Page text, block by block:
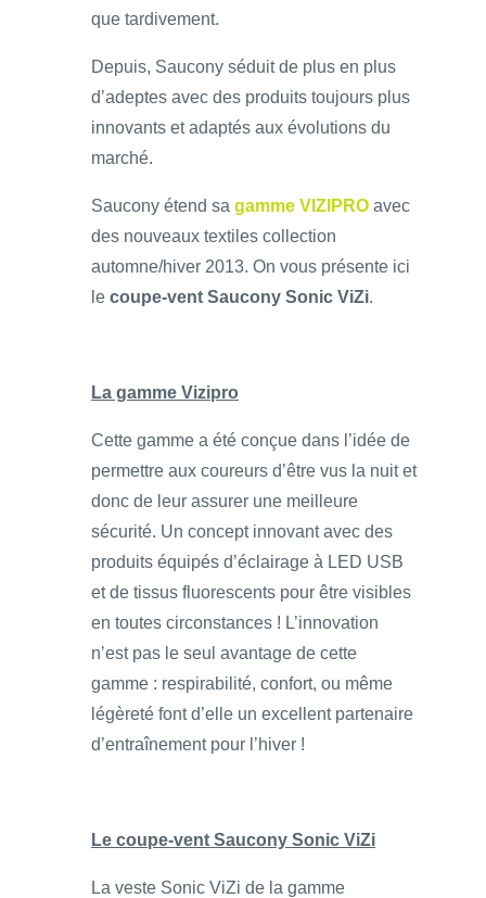
que tardivement.
Depuis, Saucony séduit de plus en plus
d’adeptes avec des produits toujours plus
innovants et adaptés aux évolutions du
marché.
Saucony étend sa gamme VIZIPRO avec
des nouveaux textiles collection
automne/hiver 2013. On vous présente ici
le coupe-vent Saucony Sonic ViZi.
La gamme Vizipro
Cette gamme a été conçue dans l’idée de
permettre aux coureurs d’être vus la nuit et
donc de leur assurer une meilleure
sécurité. Un concept innovant avec des
produits équipés d’éclairage à LED USB
et de tissus fluorescents pour être visibles
en toutes circonstances ! L’innovation
n’est pas le seul avantage de cette
gamme : respirabilité, confort, ou même
légèreté font d’elle un excellent partenaire
d’entraînement pour l’hiver !
Le coupe-vent Saucony Sonic ViZi
La veste Sonic ViZi de la gamme